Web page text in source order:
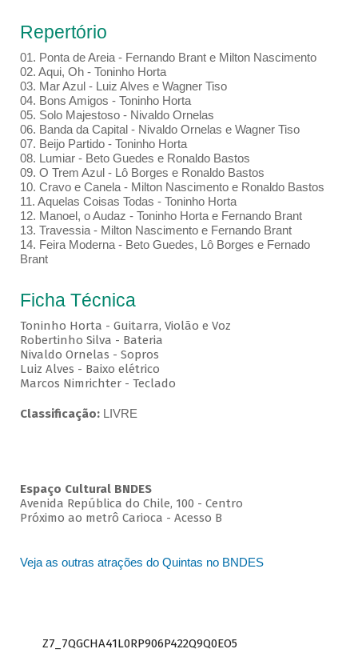
Repertório
01. Ponta de Areia - Fernando Brant e Milton Nascimento
02. Aqui, Oh - Toninho Horta
03. Mar Azul - Luiz Alves e Wagner Tiso
04. Bons Amigos - Toninho Horta
05. Solo Majestoso - Nivaldo Ornelas
06. Banda da Capital - Nivaldo Ornelas e Wagner Tiso
07. Beijo Partido - Toninho Horta
08. Lumiar - Beto Guedes e Ronaldo Bastos
09. O Trem Azul - Lô Borges e Ronaldo Bastos
10. Cravo e Canela - Milton Nascimento e Ronaldo Bastos
11. Aquelas Coisas Todas - Toninho Horta
12. Manoel, o Audaz - Toninho Horta e Fernando Brant
13. Travessia - Milton Nascimento e Fernando Brant
14. Feira Moderna - Beto Guedes, Lô Borges e Fernado
Brant
Ficha Técnica
Toninho Horta - Guitarra, Violão e Voz
Robertinho Silva - Bateria
Nivaldo Ornelas - Sopros
Luiz Alves - Baixo elétrico
Marcos Nimrichter - Teclado
Classificação: LIVRE
Espaço Cultural BNDES
Avenida República do Chile, 100 - Centro
Próximo ao metrô Carioca - Acesso B
Veja as outras atrações do Quintas no BNDES
Z7_7QGCHA41L0RP906P422Q9Q0EO5